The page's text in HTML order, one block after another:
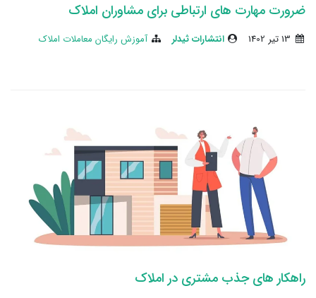
ضرورت مهارت های ارتباطی برای مشاوران املاک
انتشارات ثیدلر آموزش رایگان معاملات املاک
راهکار های جذب مشتری در املاک